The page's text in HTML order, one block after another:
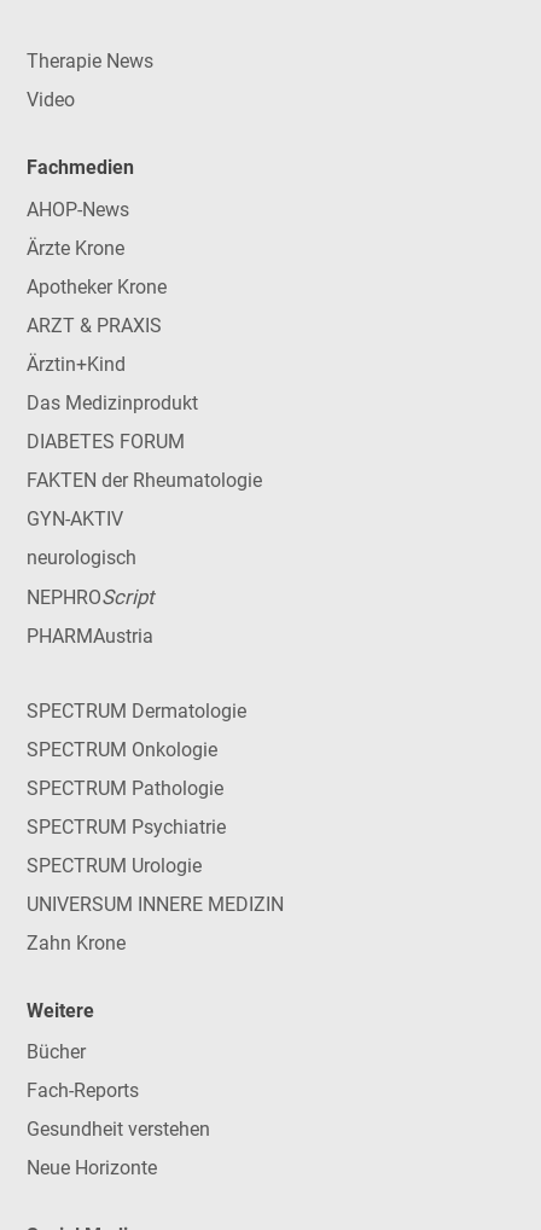
Therapie News
Video
Fachmedien
AHOP-News
Ärzte Krone
Apotheker Krone
ARZT & PRAXIS
Ärztin+Kind
Das Medizinprodukt
DIABETES FORUM
FAKTEN der Rheumatologie
GYN-AKTIV
neurologisch
NEPHROScript
PHARMAustria
SPECTRUM Dermatologie
SPECTRUM Onkologie
SPECTRUM Pathologie
SPECTRUM Psychiatrie
SPECTRUM Urologie
UNIVERSUM INNERE MEDIZIN
Zahn Krone
Weitere
Bücher
Fach-Reports
Gesundheit verstehen
Neue Horizonte